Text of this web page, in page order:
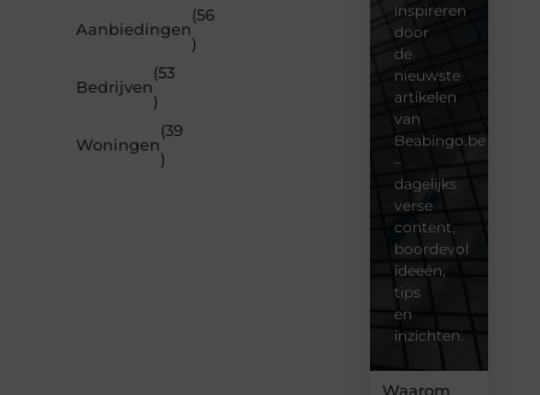
Aanbiedingen
(56
)
Bedrijven
(53
)
Woningen
(39
)
inspireren
door
de
nieuwste
artikelen
van
Beabingo.be
–
dagelijks
verse
content,
boordevol
ideeën,
tips
en
inzichten.
Waarom